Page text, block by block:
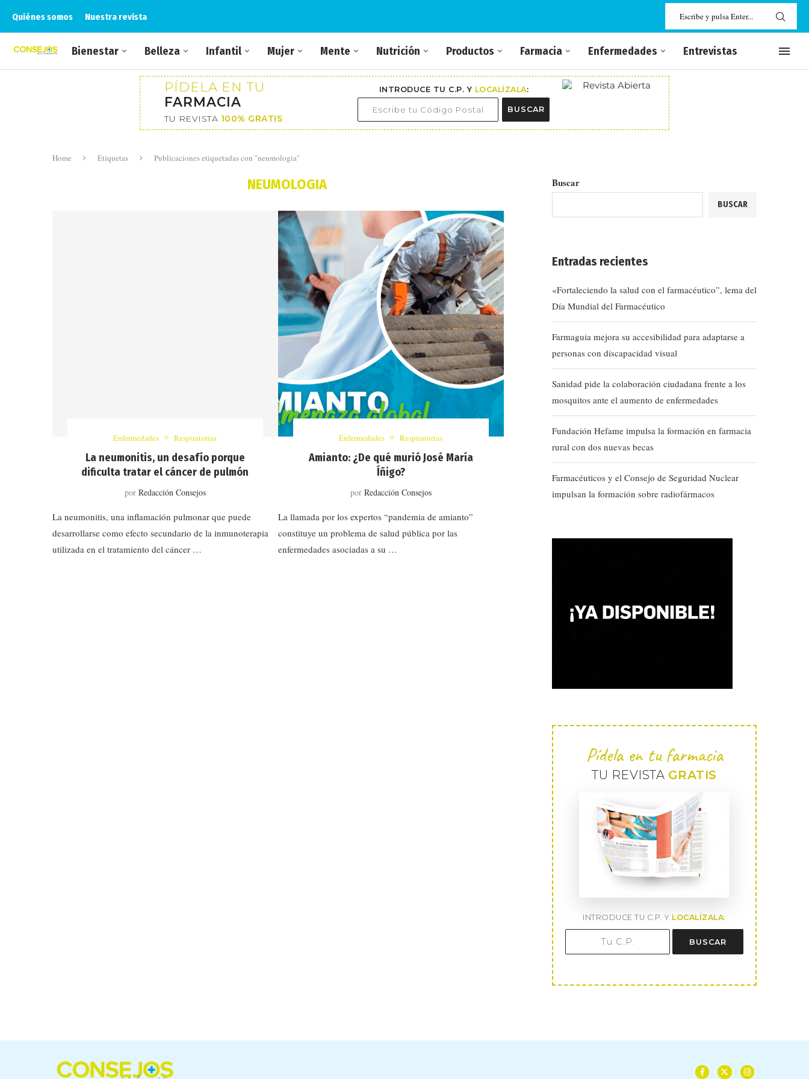
Quiénes somos Nuestra revista
Bienestar Belleza Infantil Mujer Mente Nutrición Productos Farmacia Enfermedades Entrevistas
PÍDELA EN TU
FARMACIA
TU REVISTA 100% GRATIS
INTRODUCE TU C.P. Y LOCALÍZALA:
BUSCAR
Home Etiquetas Publicaciones etiquetadas con "neumologia"
NEUMOLOGIA
Enfermedades Respiratorias
La neumonitis, un desafío porque
dificulta tratar el cáncer de pulmón
por Redacción Consejos
La neumonitis, una inflamación pulmonar que puede
desarrollarse como efecto secundario de la inmunoterapia
utilizada en el tratamiento del cáncer …
Enfermedades Respiratorias
Amianto: ¿De qué murió José María
Íñigo?
por Redacción Consejos
La llamada por los expertos “pandemia de amianto”
constituye un problema de salud pública por las
enfermedades asociadas a su …
Buscar
BUSCAR
Entradas recientes
«Fortaleciendo la salud con el farmacéutico”, lema del
Día Mundial del Farmacéutico
Farmaguia mejora su accesibilidad para adaptarse a
personas con discapacidad visual
Sanidad pide la colaboración ciudadana frente a los
mosquitos ante el aumento de enfermedades
Fundación Hefame impulsa la formación en farmacia
rural con dos nuevas becas
Farmacéuticos y el Consejo de Seguridad Nuclear
impulsan la formación sobre radiofármacos
Pídela en tu farmacia
TU REVISTA GRATIS
INTRODUCE TU C.P. Y LOCALÍZALA:
BUSCAR